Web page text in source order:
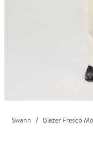
Swann Blazer Fresco